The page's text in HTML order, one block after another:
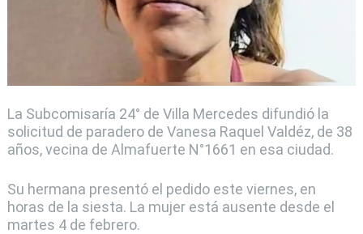
La Subcomisaría 24° de Villa Mercedes difundió la
solicitud de paradero de Vanesa Raquel Valdéz, de 38
años, vecina de Almafuerte N°1661 en esa ciudad.
Su hermana presentó el pedido este viernes, en
horas de la siesta. La mujer está ausente desde el
martes 4 de febrero.